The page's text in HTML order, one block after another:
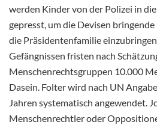
werden Kinder von der Polizei in
gepresst, um die Devisen
die Präsidentenfamilie
Gefängnissen fristen nach
Menschenrechtsgruppen 10.000
Dasein. Folter wird nach UN
Jahren systematisch angewendet.
Menschenrechtler oder